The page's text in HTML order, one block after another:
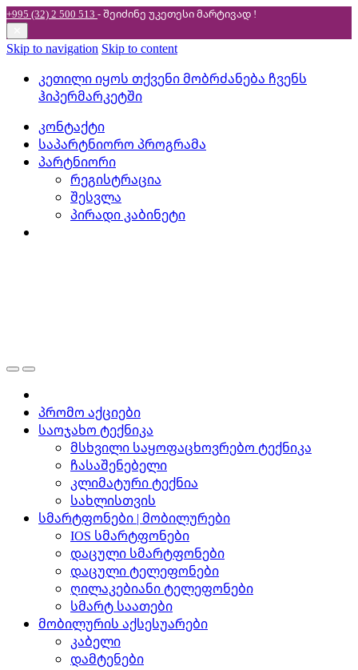
+995 (32) 2 500 513 - შეიძინე უკეთესიმარტივად !
Skip to navigation Skip to content
კეთილი იყოს თქვენი მობრძანება ჩვენს
ჰიპერმარკეტში
კონტაქტი
საპარტნიორო პროგრამა
პარტნიორი
რეგისტრაცია
შესვლა
პირადი კაბინეტი
პრომო აქციები
საოჯახო ტექნიკა
მსხვილი საყოფაცხოვრებო ტექნიკა
ჩასაშენებელი
კლიმატური ტექნია
სახლისთვის
სმარტფონები | მობილურები
IOS სმარტფონები
დაცული სმარტფონები
დაცული ტელეფონები
ღილაკებიანი ტელეფონები
სმარტ საათები
მობილურის აქსესუარები
კაბელი
დამტენები